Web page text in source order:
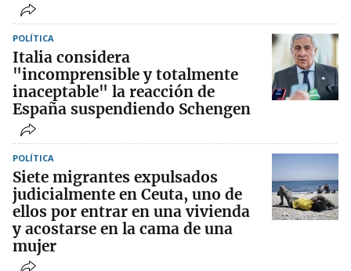
POLÍTICA
Italia considera
"incomprensible y totalmente
inaceptable" la reacción de
España suspendiendo Schengen
POLÍTICA
Siete migrantes expulsados
judicialmente en Ceuta, uno de
ellos por entrar en una vivienda
y acostarse en la cama de una
mujer